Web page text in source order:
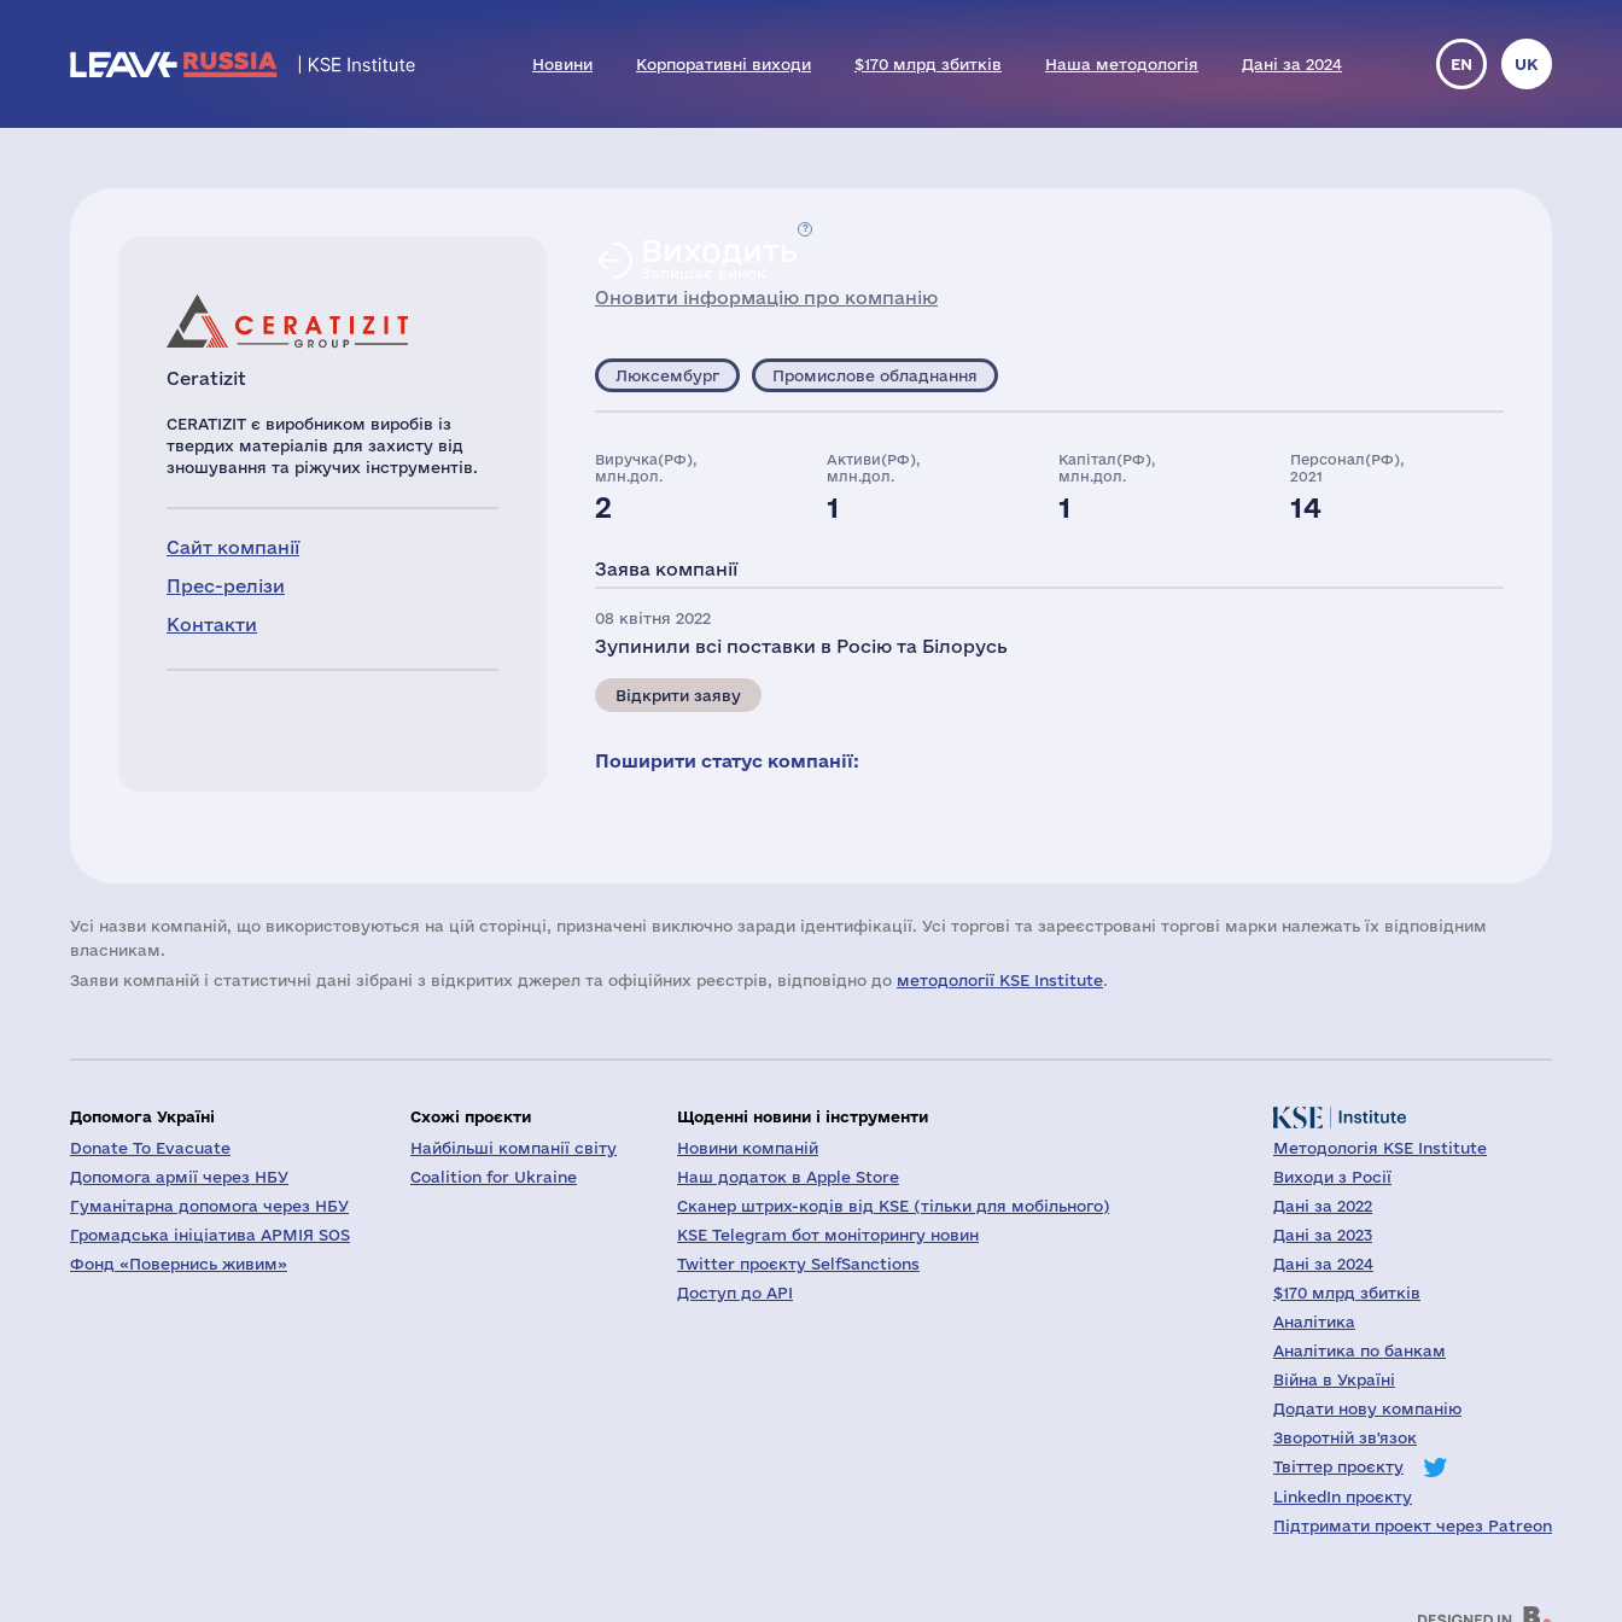
Новини Корпоративні виходи $170 млрд збитків Наша методологія Дані за 2024 EN UK
Ceratizit
CERATIZIT є виробником виробів із
твердих матеріалів для захисту від
зношування та ріжучих інструментів.
Сайт компанії
Прес-релізи
Контакти
Оновити інформацію про компанію
Люксембург Промислове обладнання
Виручка(РФ),
млн.дол.
2
Активи(РФ),
млн.дол.
1
Капітал(РФ),
млн.дол.
1
Персонал(РФ),
2021
14
Заява компанії
08 квітня 2022
Зупинили всі поставки в Росію та Білорусь
Відкрити заяву
Поширити статус компанії:
Усі назви компаній, що використовуються на цій сторінці, призначені виключно заради ідентифікації. Усі торгові та зареєстровані торгові марки належать їх відповідним
власникам.
Заяви компаній i статистичні дані зібрані з відкритих джерел та офіційних реєстрів, відповідно до методології KSE Institute.
Допомога Україні
Donate To Evacuate
Допомога армії через НБУ
Гуманітарна допомога через НБУ
Громадська ініціатива АРМІЯ SOS
Фонд «Повернись живим»
Схожі проєкти
Найбільші компанії світу
Coalition for Ukraine
Щоденні новини і інструменти
Новини компаній
Наш додаток в Apple Store
Сканер штрих-кодів від KSE (тільки для мобільного)
KSE Telegram бот моніторингу новин
Twitter проєкту SelfSanctions
Доступ до API
Методологія KSE Institute
Виходи з Росії
Дані за 2022
Дані за 2023
Дані за 2024
$170 млрд збитків
Аналітика
Аналітика по банкам
Війна в Україні
Додати нову компанію
Зворотній зв'язок
Твіттер проєкту
LinkedIn проєкту
Підтримати проект через Patreon